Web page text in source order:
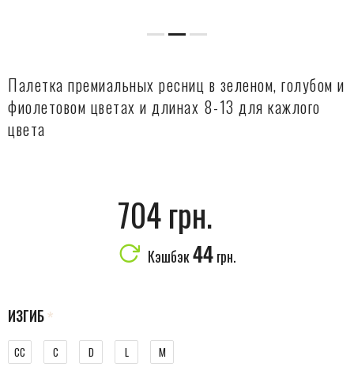
Палетка премиальных ресниц в зеленом, голубом и
фиолетовом цветах и длинах 8-13 для кажлого
цвета
704 грн.
Кэшбэк44грн.
ИЗГИБ
CC C D L M